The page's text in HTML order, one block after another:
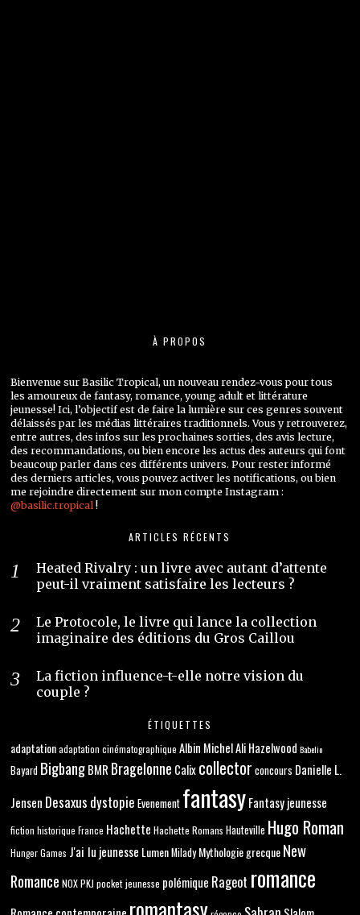
À PROPOS
Bienvenue sur Basilic Tropical, un nouveau rendez-vous pour tous
les amoureux de fantasy, romance, young adult et littérature
jeunesse! Ici, l’objectif est de faire la lumière sur ces genres souvent
délaissés par les médias littéraires traditionnels. Vous y retrouverez,
entre autres, des infos sur les prochaines sorties, des avis lecture,
des recommandations, ou bien encore les actus des auteurs qui font
beaucoup parler dans ces différents univers. Pour rester informé
des derniers articles, vous pouvez activer les notifications, ou bien
me rejoindre directement sur mon compte Instagram :
@basilic.tropical!
ARTICLES RÉCENTS
Heated Rivalry : un livre avec autant d’attente
peut-il vraiment satisfaire les lecteurs ?
Le Protocole, le livre qui lance la collection
imaginaire des éditions du Gros Caillou
La fiction influence-t-elle notre vision du
couple ?
ÉTIQUETTES
adaptation adaptation cinématographique Albin MichelAli Hazelwood Babelio
Bayard BigbangBMR Bragelonne Calixcollector concours Danielle L.
Jensen Desaxus dystopie Evenement fantasyFantasy jeunesse
fiction historique France Hachette Hachette Romans Hauteville Hugo Roman
Hunger Games J'ai lu jeunesse LumenMiladyMythologie grecqueNew
Romance NOXPKJ pocket jeunesse polémique Rageot romance